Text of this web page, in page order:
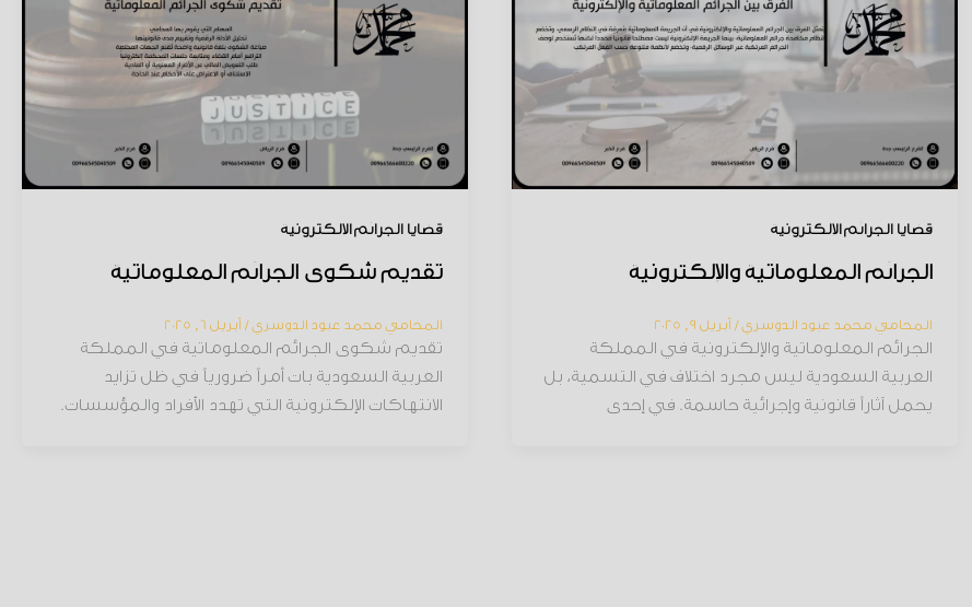
قضايا الجرائم الإلكترونية
الجرائم المعلوماتية والإلكترونية
المحامي محمد عبود الدوسري/ أبريل 9, 2025
الجرائم المعلوماتية والإلكترونية في المملكة
العربية السعودية ليس مجرد اختلاف في التسمية، بل
يحمل آثاراً قانونية وإجرائية حاسمة. في إحدى
قضايا الجرائم الإلكترونية
تقديم شكوى الجرائم المعلوماتية
المحامي محمد عبود الدوسري/ أبريل 6, 2025
تقديم شكوى الجرائم المعلوماتية في المملكة
العربية السعودية بات أمراً ضرورياً في ظل تزايد
الانتهاكات الإلكترونية التي تهدد الأفراد والمؤسسات.